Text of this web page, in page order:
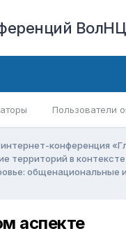
Пользователи
конференция
территорий в
общенациональные
аспекте